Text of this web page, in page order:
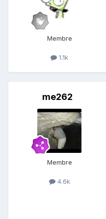
Membre
1.1k
me262
Membre
4.6k